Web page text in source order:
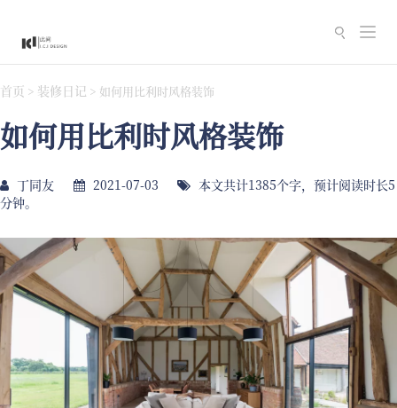
切
换
首页 > 装修日记 > 如何用比利时风格装饰
如何用比利时风格装饰
丁同友 2021-07-03
本文共计1385个字，预计阅读时长5
分钟。